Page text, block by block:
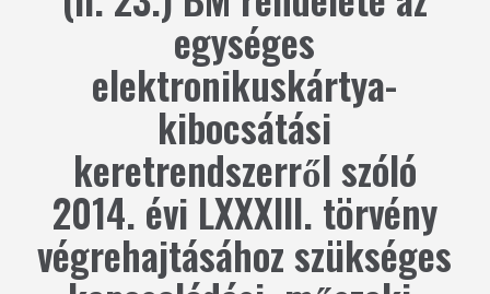
egységes
elektronikuskártya-
kibocsátási
keretrendszerről szóló
2014. évi LXXXIII. törvény
végrehajtásához szükséges